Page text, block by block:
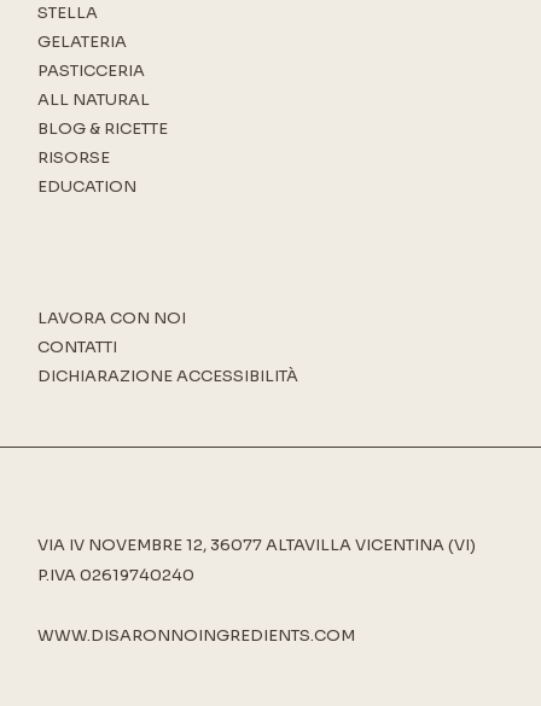
STELLA
GELATERIA
PASTICCERIA
ALL NATURAL
BLOG & RICETTE
RISORSE
EDUCATION
LAVORA CON NOI
CONTATTI
DICHIARAZIONE ACCESSIBILITÀ
VIA IV NOVEMBRE 12, 36077 ALTAVILLA VICENTINA (VI)
P.IVA 02619740240
WWW.DISARONNOINGREDIENTS.COM